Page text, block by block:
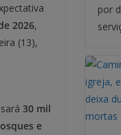
2026,
(13),
30 mil
e
por